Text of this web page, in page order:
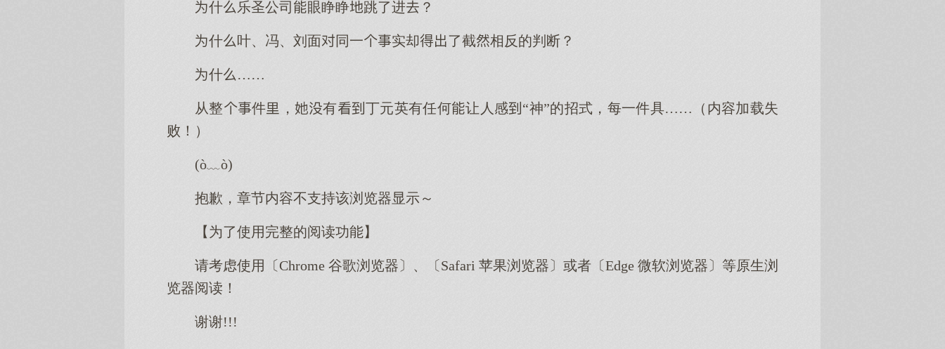
什乐圣公司眼睁睁跳了进？
什叶、冯、刘面同一实却了截相反的判断？
什……
从整件，有丁元英有任何让人感“神”的招式，每一件具……（内容加载失
败！）
(ò﹏ò)
抱歉，章节内容不支持该浏览器显示～
【为了使用完整的阅读功能】
请考虑使用〔Chrome 谷歌浏览器〕、〔Safari 苹果浏览器〕或者〔Edge 微软浏览器〕等原生浏
览器阅读！
谢谢!!!